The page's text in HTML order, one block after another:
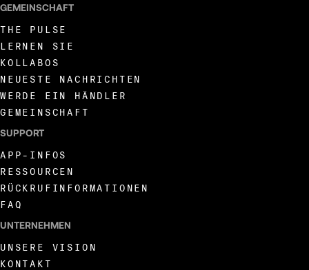
GEMEINSCHAFT
THE PULSE
LERNEN SIE
KOLLABOS
NEUESTE NACHRICHTEN
WERDE EIN HÄNDLER
GEMEINSCHAFT
SUPPORT
APP-INFOS
RESSOURCEN
RÜCKRUFINFORMATIONEN
FAQ
UNTERNEHMEN
UNSERE VISION
KONTAKT